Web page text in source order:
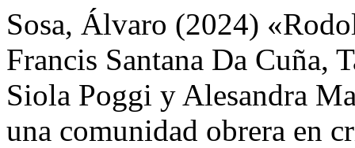
Sosa, Álvaro (2024)
Francis Santana Da Cuña,
Siola Poggi y Alesandra
una comunidad obrera en